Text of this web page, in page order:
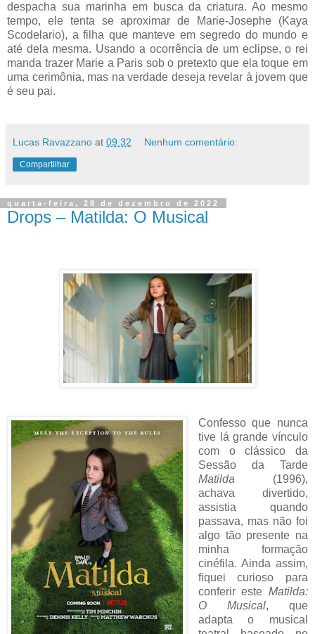
despacha sua marinha em busca da criatura. Ao mesmo
tempo, ele tenta se aproximar de Marie-Josephe (Kaya
Scodelario), a filha que manteve em segredo do mundo e
até dela mesma. Usando a ocorrência de um eclipse, o rei
manda trazer Marie a Paris sob o pretexto que ela toque em
uma cerimônia, mas na verdade deseja revelar à jovem que
é seu pai.
Lucas Ravazzano at 09:32 Nenhum comentário:
Compartilhar
quarta-feira, 28 de dezembro de 2022
Drops – Matilda: O Musical
Confesso que nunca
tive lá grande vínculo
com o clássico da
Sessão da Tarde
Matilda (1996),
achava divertido,
assistia quando
passava, mas não foi
algo tão presente na
minha formação
cinéfila. Ainda assim,
fiquei curioso para
conferir este Matilda:
O Musical, que
adapta o musical